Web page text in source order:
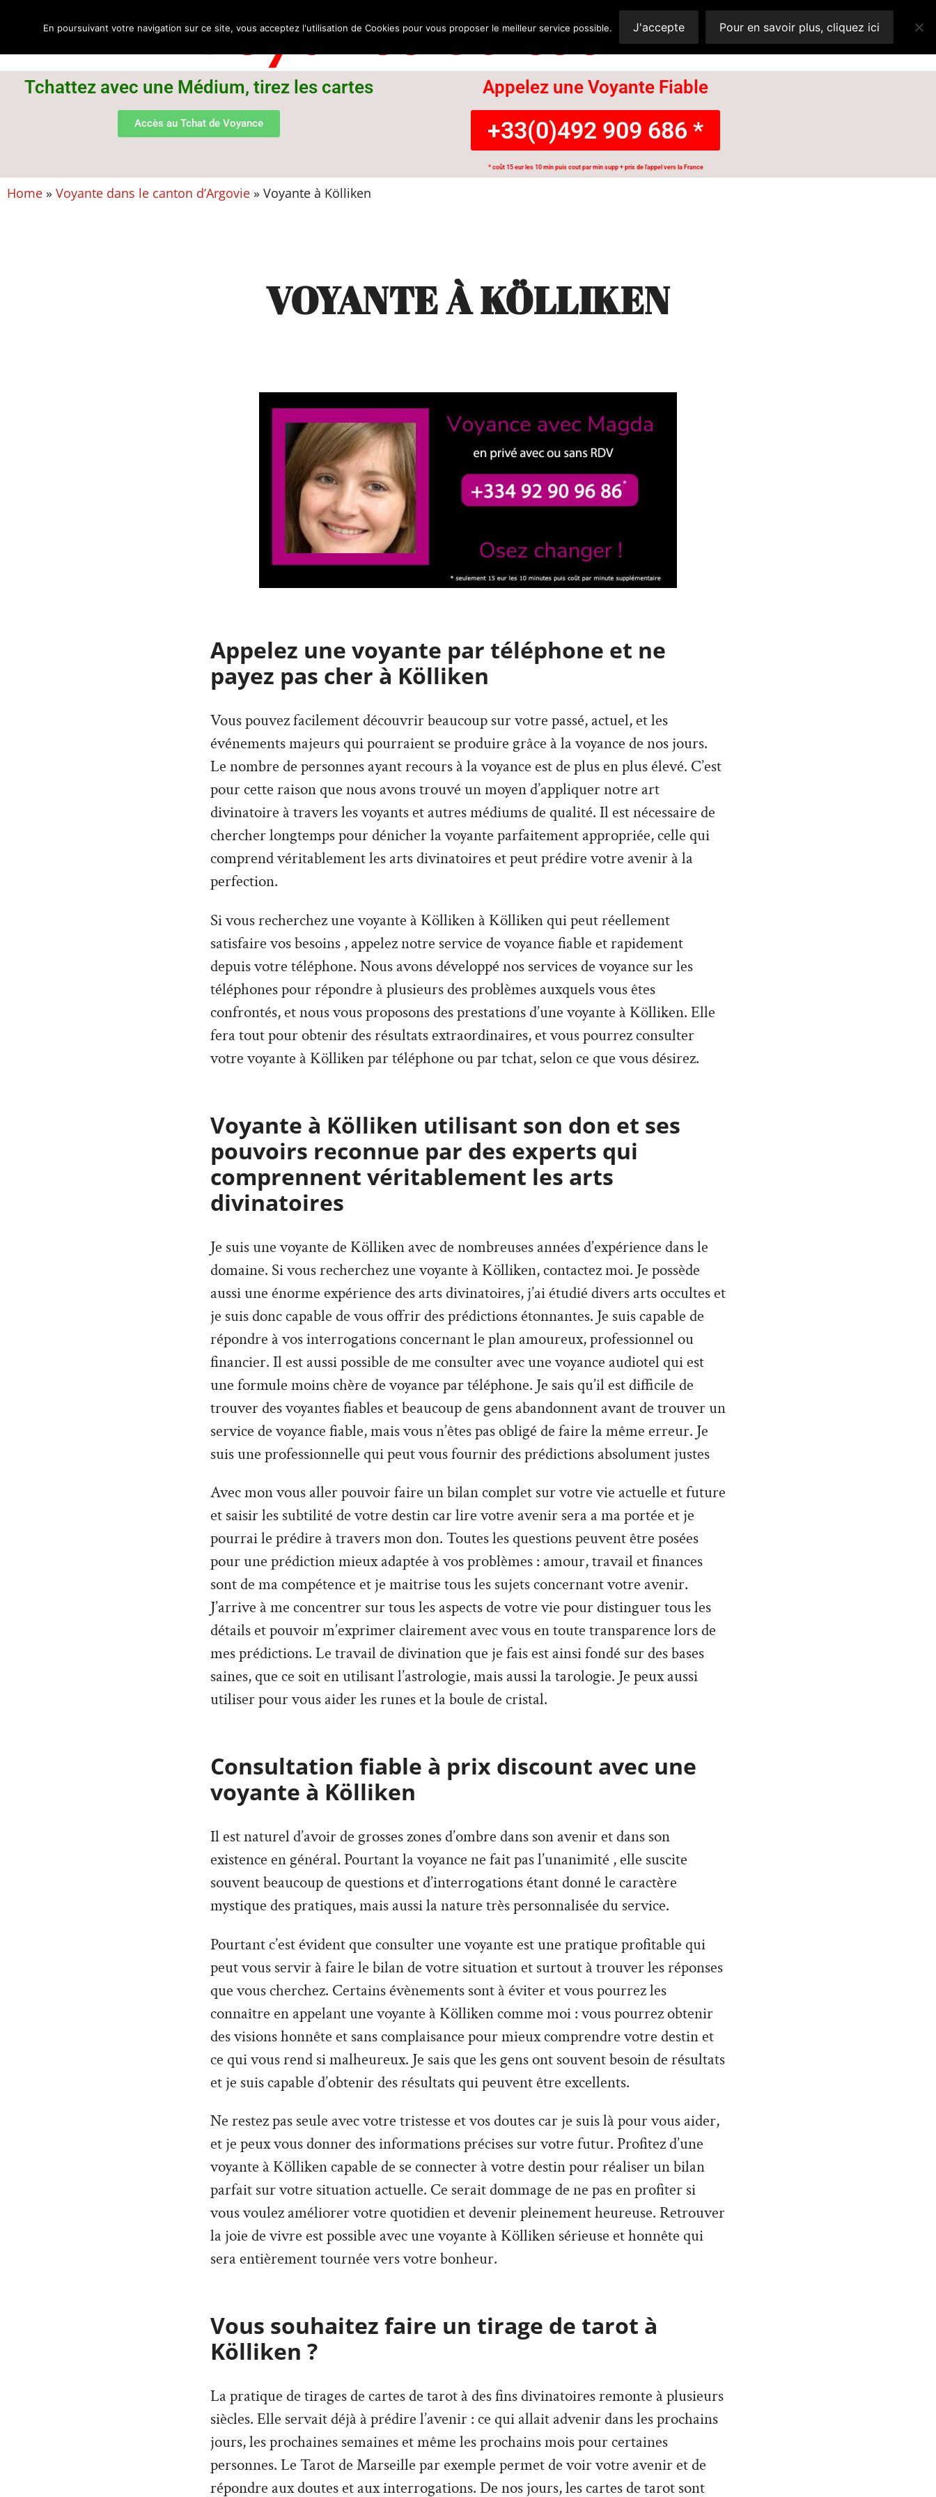
Voyance Suisse
Tchattez avec une Médium, tirez les cartes
Accès au Tchat de Voyance
Appelez une Voyante Fiable
+33(0)492 909 686 *
* coût 15 eur les 10 min puis cout par min supp + prix de l'appel vers la France
Home » Voyante dans le canton d’Argovie » Voyante à Kölliken
VOYANTE À KÖLLIKEN
Appelez une voyante par téléphone et ne
payez pas cher à Kölliken
Vous pouvez facilement découvrir beaucoup sur votre passé, actuel, et les
événements majeurs qui pourraient se produire grâce à la voyance de nos jours.
Le nombre de personnes ayant recours à la voyance est de plus en plus élevé. C’est
pour cette raison que nous avons trouvé un moyen d’appliquer notre art
divinatoire à travers les voyants et autres médiums de qualité. Il est nécessaire de
chercher longtemps pour dénicher la voyante parfaitement appropriée, celle qui
comprend véritablement les arts divinatoires et peut prédire votre avenir à la
perfection.
Si vous recherchez une voyante à Kölliken à Kölliken qui peut réellement
satisfaire vos besoins , appelez notre service de voyance fiable et rapidement
depuis votre téléphone. Nous avons développé nos services de voyance sur les
téléphones pour répondre à plusieurs des problèmes auxquels vous êtes
confrontés, et nous vous proposons des prestations d’une voyante à Kölliken. Elle
fera tout pour obtenir des résultats extraordinaires, et vous pourrez consulter
votre voyante à Kölliken par téléphone ou par tchat, selon ce que vous désirez.
Voyante à Kölliken utilisant son don et ses
pouvoirs reconnue par des experts qui
comprennent véritablement les arts
divinatoires
Je suis une voyante de Kölliken avec de nombreuses années d’expérience dans le
domaine. Si vous recherchez une voyante à Kölliken, contactez moi. Je possède
aussi une énorme expérience des arts divinatoires, j’ai étudié divers arts occultes et
je suis donc capable de vous offrir des prédictions étonnantes. Je suis capable de
répondre à vos interrogations concernant le plan amoureux, professionnel ou
financier. Il est aussi possible de me consulter avec une voyance audiotel qui est
une formule moins chère de voyance par téléphone. Je sais qu’il est difficile de
trouver des voyantes fiables et beaucoup de gens abandonnent avant de trouver un
service de voyance fiable, mais vous n’êtes pas obligé de faire la même erreur. Je
suis une professionnelle qui peut vous fournir des prédictions absolument justes
Avec mon vous aller pouvoir faire un bilan complet sur votre vie actuelle et future
et saisir les subtilité de votre destin car lire votre avenir sera a ma portée et je
pourrai le prédire à travers mon don. Toutes les questions peuvent être posées
pour une prédiction mieux adaptée à vos problèmes : amour, travail et finances
sont de ma compétence et je maitrise tous les sujets concernant votre avenir.
J’arrive à me concentrer sur tous les aspects de votre vie pour distinguer tous les
détails et pouvoir m’exprimer clairement avec vous en toute transparence lors de
mes prédictions. Le travail de divination que je fais est ainsi fondé sur des bases
saines, que ce soit en utilisant l’astrologie, mais aussi la tarologie. Je peux aussi
utiliser pour vous aider les runes et la boule de cristal.
Consultation fiable à prix discount avec une
voyante à Kölliken
Il est naturel d’avoir de grosses zones d’ombre dans son avenir et dans son
existence en général. Pourtant la voyance ne fait pas l’unanimité , elle suscite
souvent beaucoup de questions et d’interrogations étant donné le caractère
mystique des pratiques, mais aussi la nature très personnalisée du service.
Pourtant c’est évident que consulter une voyante est une pratique profitable qui
peut vous servir à faire le bilan de votre situation et surtout à trouver les réponses
que vous cherchez. Certains évènements sont à éviter et vous pourrez les
connaître en appelant une voyante à Kölliken comme moi : vous pourrez obtenir
des visions honnête et sans complaisance pour mieux comprendre votre destin et
ce qui vous rend si malheureux. Je sais que les gens ont souvent besoin de résultats
et je suis capable d’obtenir des résultats qui peuvent être excellents.
Ne restez pas seule avec votre tristesse et vos doutes car je suis là pour vous aider,
et je peux vous donner des informations précises sur votre futur. Profitez d’une
voyante à Kölliken capable de se connecter à votre destin pour réaliser un bilan
parfait sur votre situation actuelle. Ce serait dommage de ne pas en profiter si
vous voulez améliorer votre quotidien et devenir pleinement heureuse. Retrouver
la joie de vivre est possible avec une voyante à Kölliken sérieuse et honnête qui
sera entièrement tournée vers votre bonheur.
Vous souhaitez faire un tirage de tarot à
Kölliken ?
La pratique de tirages de cartes de tarot à des fins divinatoires remonte à plusieurs
siècles. Elle servait déjà à prédire l’avenir : ce qui allait advenir dans les prochains
jours, les prochaines semaines et même les prochains mois pour certaines
personnes. Le Tarot de Marseille par exemple permet de voir votre avenir et de
répondre aux doutes et aux interrogations. De nos jours, les cartes de tarot sont
En poursuivant votre navigation sur ce site, vous acceptez l'utilisation de Cookies pour vous proposer le meilleur service possible. J'accepte Pour en savoir plus, cliquez ici